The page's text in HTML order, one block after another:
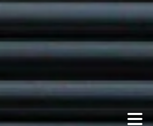
das Portas de
Estabelecimentos